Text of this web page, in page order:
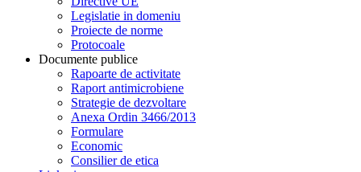
Legislatie in domeniu
Proiecte de norme
Protocoale
Documente publice
Rapoarte de activitate
Raport antimicrobiene
Strategie de dezvoltare
Anexa Ordin 3466/2013
Formulare
Economic
Consilier de etica